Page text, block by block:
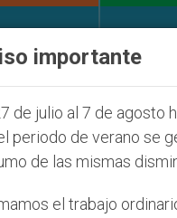
importante
de julio al 7 de agosto
periodo de verano se
de las mismas
el trabajo